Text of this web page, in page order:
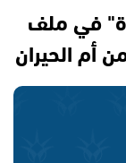
في ملف
أم الحيران